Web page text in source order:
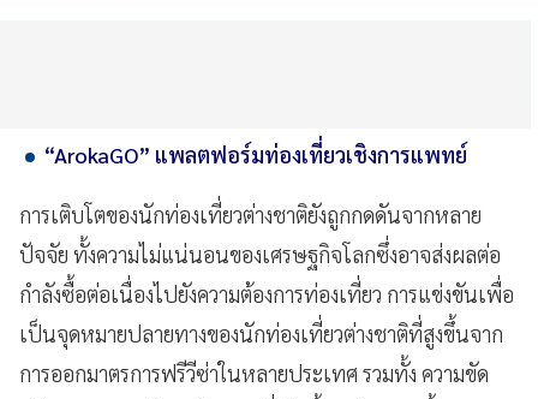
“ArokaGO” แพลตฟอร์มท่องเที่ยวเชิงการแพทย์
การเติบโตของนักท่องเที่ยวต่างชาติยังถูกกดดันจากหลาย
ปัจจัย ทั้งความไม่แน่นอนของเศรษฐกิจโลกซึ่งอาจส่งผลต่อ
กำลังซื้อต่อเนื่องไปยังความต้องการท่องเที่ยว การแข่งขันเพื่อ
เป็นจุดหมายปลายทางของนักท่องเที่ยวต่างชาติที่สูงขึ้นจาก
การออกมาตรการฟรีวีซ่าในหลายประเทศ รวมทั้ง ความขัด